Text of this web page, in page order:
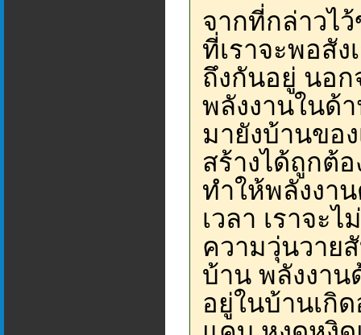
จากที่กล่าวไ
ที่เราจะพอสัง
ถึงกันอยู่ นอก
พลังงานในด้
มายังบ้านขอ
สร้างได้ถูกต้
ทำให้พลังงา
เวลา เราจะ
ความวุ่นวาย
บ้าน พลังงาน
อยู่ในบ้านเกิ